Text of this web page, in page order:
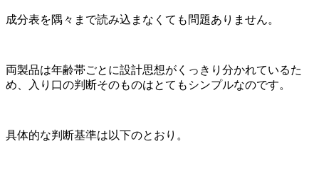
成分表を隅々まで読み込まなくても問題ありません。
両製品は年齢帯ごとに設計思想がくっきり分かれているた
め、入り口の判断そのものはとてもシンプルなのです。
具体的な判断基準は以下のとおり。